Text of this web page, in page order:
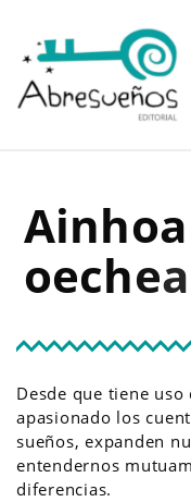
Ainhoa
oechea
Desde que tiene
apasionado los
sueños, expanden
entendernos
diferencias.